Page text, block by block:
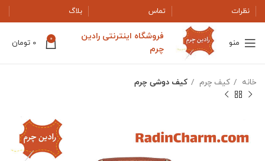
نظرات تماس بلاگ
منو
فروشگاه اینترنتی رادین
چرم
0
0 تومان
خانه کیف چرم کیف دوشی چرم